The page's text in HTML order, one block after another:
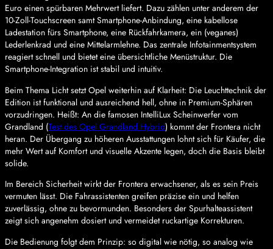
Euro einen spürbaren Mehrwert liefert. Dazu zählen unter anderem der
10-Zoll-Touchscreen samt Smartphone-Anbindung, eine kabellose
Ladestation fürs Smartphone, eine Rückfahrkamera, ein (veganes)
Lederlenkrad und eine Mittelarmlehne. Das zentrale Infotainmentsystem
reagiert schnell und bietet eine übersichtliche Menüstruktur. Die
Smartphone-Integration ist stabil und intuitiv.
Beim Thema Licht setzt Opel weiterhin auf Klarheit: Die Leuchttechnik der
Edition ist funktional und ausreichend hell, ohne in Premium-Sphären
vorzudringen. Heißt: An die famosen IntelliLux Scheinwerfer vom
Grandland (Test des Opel Grandland Hybrid) kommt der Frontera nicht
heran. Der Übergang zu höheren Ausstattungen lohnt sich für Käufer, die
mehr Wert auf Komfort und visuelle Akzente legen, doch die Basis bleibt
solide.
Im Bereich Sicherheit wirkt der Frontera erwachsener, als es sein Preis
vermuten lässt. Die Fahrassistenten greifen präzise ein und helfen
zuverlässig, ohne zu bevormunden. Besonders der Spurhalteassistent
zeigt sich angenehm dosiert und vermeidet ruckartige Korrekturen.
Die Bedienung folgt dem Prinzip: so digital wie nötig, so analog wie